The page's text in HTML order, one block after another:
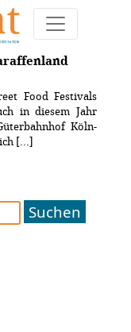
Festival"
Food Festivals
in diesem Jahr
Köln-
[...]